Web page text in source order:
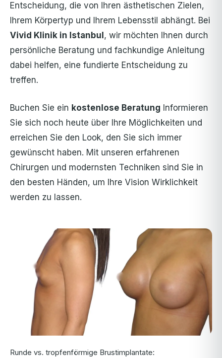
Entscheidung, die von Ihren ästhetischen Zielen,
Ihrem Körpertyp und Ihrem Lebensstil abhängt. Bei
Vivid Klinik in Istanbul , wir möchten Ihnen durch
persönliche Beratung und fachkundige Anleitung
dabei helfen, eine fundierte Entscheidung zu
treffen.
Buchen Sie ein kostenlose Beratung Informieren
Sie sich noch heute über Ihre Möglichkeiten und
erreichen Sie den Look, den Sie sich immer
gewünscht haben. Mit unseren erfahrenen
Chirurgen und modernsten Techniken sind Sie in
den besten Händen, um Ihre Vision Wirklichkeit
werden zu lassen.
Runde vs. tropfenförmige Brustimplantate: